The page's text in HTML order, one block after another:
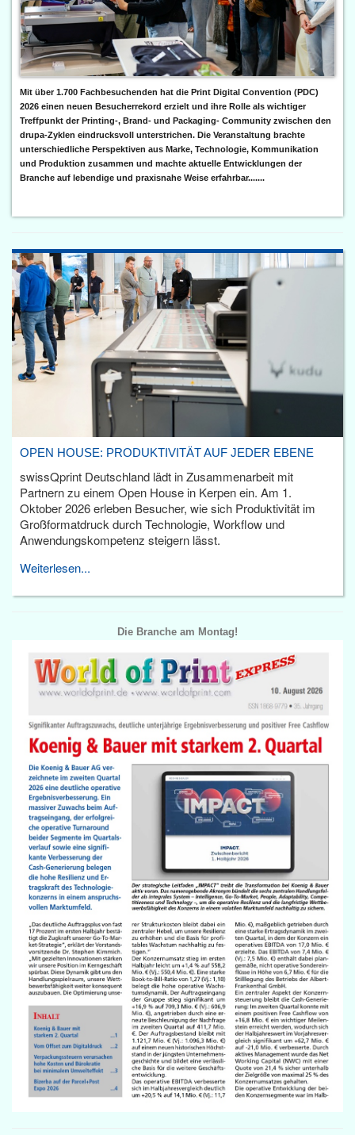
Mit über 1.700 Fachbesuchenden hat die Print Digital Convention (PDC)
2026 einen neuen Besucherrekord erzielt und ihre Rolle als wichtiger
Treffpunkt der Printing-, Brand- und Packaging- Community zwischen den
drupa-Zyklen eindrucksvoll unterstrichen. Die Veranstaltung brachte
unterschiedliche Perspektiven aus Marke, Technologie, Kommunikation
und Produktion zusammen und machte aktuelle Entwicklungen der
Branche auf lebendige und praxisnahe Weise erfahrbar.......
OPEN HOUSE: PRODUKTIVITÄT AUF JEDER EBENE
swissQprint Deutschland lädt in Zusammenarbeit mit
Partnern zu einem Open House in Kerpen ein. Am 1.
Oktober 2026 erleben Besucher, wie sich Produktivität im
Großformatdruck durch Technologie, Workflow und
Anwendungskompetenz steigern lässt.
Weiterlesen...
Die Branche am Montag!